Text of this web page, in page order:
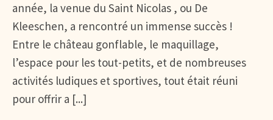
année, la venue du Saint Nicolas , ou De
Kleeschen, a rencontré un immense succès !
Entre le château gonflable, le maquillage,
l’espace pour les tout-petits, et de nombreuses
activités ludiques et sportives, tout était réuni
pour offrir a [...]